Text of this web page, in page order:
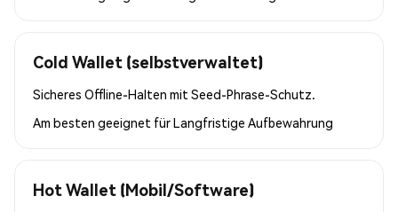
Cold Wallet (selbstverwaltet)
Sicheres Offline-Halten mit Seed-Phrase-Schutz.
Am besten geeignet fürLangfristige Aufbewahrung
Hot Wallet (Mobil/Software)